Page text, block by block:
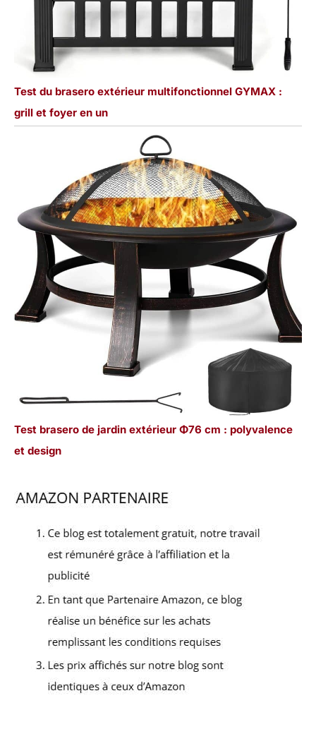
Test du brasero extérieur multifonctionnel GYMAX :
grill et foyer en un
Test brasero de jardin extérieur Φ76 cm : polyvalence
et design